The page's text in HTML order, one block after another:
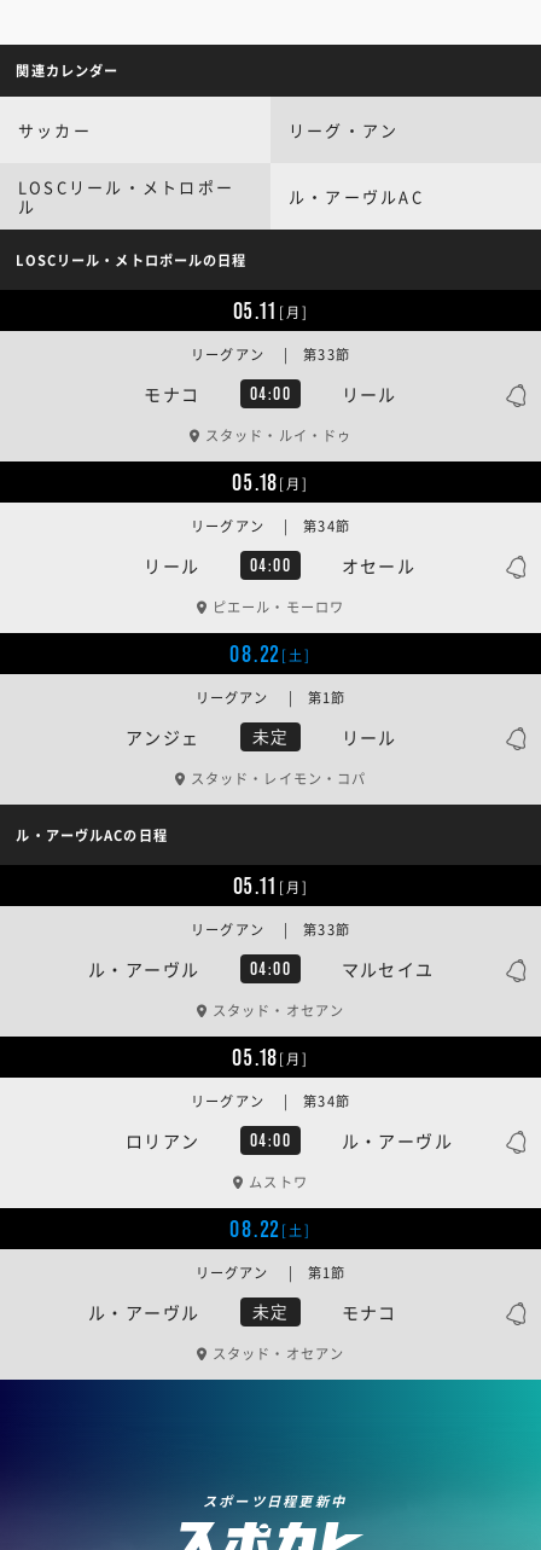
関連カレンダー
サッカー リーグ・アン
LOSCリール・メトロポー
ル
ル・アーヴルAC
LOSCリール・メトロポールの日程
05.11 [月]
モナコ 04:00 リール
リーグアン | 第33節
スタッド・ルイ・ドゥ
05.18[月]
リール 04:00 オセール
リーグアン | 第34節
ピエール・モーロワ
08.22[土]
アンジェ 未定 リール
リーグアン | 第1節
スタッド・レイモン・コパ
ル・アーヴルACの日程
05.11 [月]
ル・アーヴル 04:00 マルセイユ
リーグアン | 第33節
スタッド・オセアン
05.18[月]
ロリアン 04:00 ル・アーヴル
リーグアン | 第34節
ムストワ
08.22[土]
ル・アーヴル 未定 モナコ
リーグアン | 第1節
スタッド・オセアン
スポーツ日程更新中